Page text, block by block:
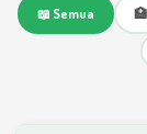
📖 Semua